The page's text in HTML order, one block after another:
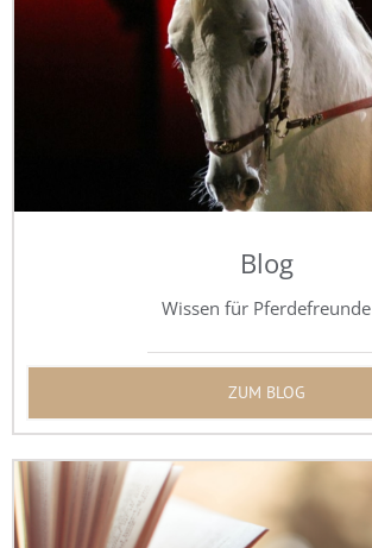
Blog
Wissen für Pferdefreunde
ZUM BLOG